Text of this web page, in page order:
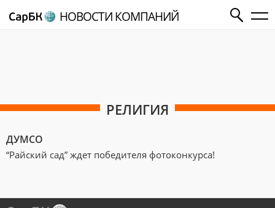
НОВОСТИ КОМПАНИЙ
РЕЛИГИЯ
ДУМСО
“Райский сад” ждет победителя фотоконкурса!